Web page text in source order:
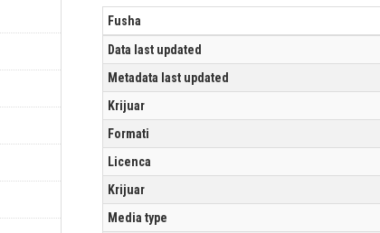
Fusha
Data last updated
Metadata last updated
Krijuar
Formati
Licenca
Krijuar
Media type